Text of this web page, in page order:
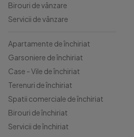
Birouri de vânzare
Servicii de vânzare
Apartamente de închiriat
Garsoniere de închiriat
Case - Vile de închiriat
Terenuri de închiriat
Spatii comerciale de închiriat
Birouri de închiriat
Servicii de închiriat